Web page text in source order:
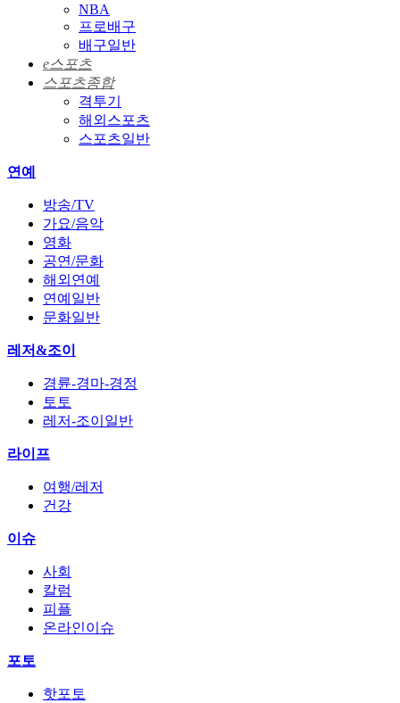
NBA
프로배구
배구일반
e스포츠
스포츠종합
격투기
해외스포츠
스포츠일반
연예
방송/TV
가요/음악
영화
공연/문화
해외연예
연예일반
문화일반
레저&조이
경륜-경마-경정
토토
레저-조이일반
라이프
여행/레저
건강
이슈
사회
칼럼
피플
온라인이슈
포토
핫포토